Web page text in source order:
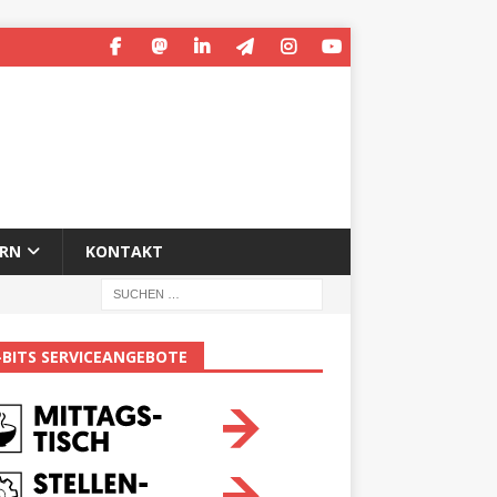
KONTAKT
SERVICEANGEBOTE